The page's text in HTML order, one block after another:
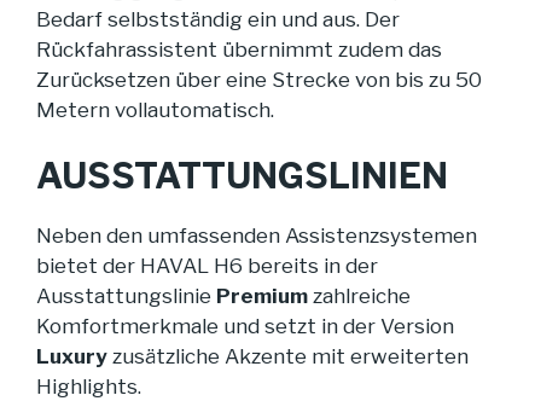
Bedarf selbstständig ein und aus. Der
Rückfahrassistent übernimmt zudem das
Zurücksetzen über eine Strecke von bis zu 50
Metern vollautomatisch.
AUSSTATTUNGSLINIEN
Neben den umfassenden Assistenzsystemen
bietet der HAVAL H6 bereits in der
Ausstattungslinie Premium zahlreiche
Komfortmerkmale und setzt in der Version
Luxury zusätzliche Akzente mit erweiterten
Highlights.